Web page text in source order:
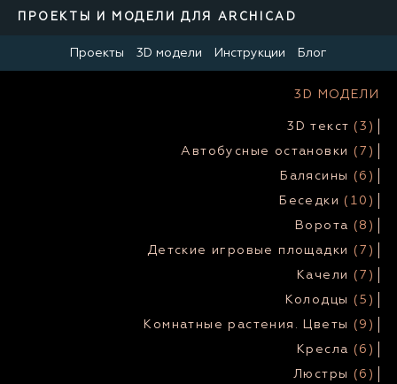
ПРОЕКТЫ И МОДЕЛИ ДЛЯ ARCHICAD
Проекты 3D модели Инструкции Блог
3D МОДЕЛИ
3D текст (3)
Автобусные остановки
(7)
Балясины
(6)
Беседки (10)
Ворота (8)
Детские игровые площадки
(7)
Качели
(7)
Колодцы
(5)
Комнатные растения. Цветы
(9)
Кресла (6)
Люстры
(6)